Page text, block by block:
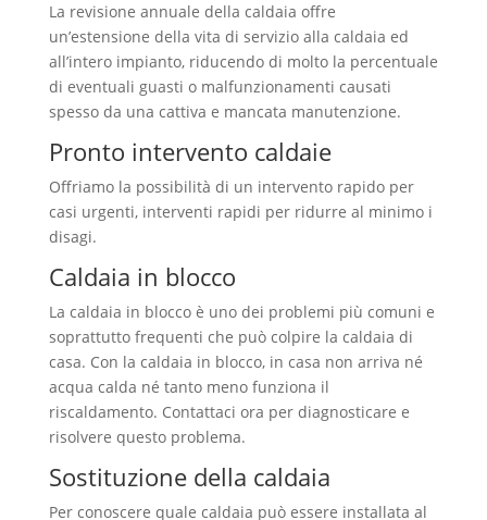
La revisione annuale della caldaia offre
un’estensione della vita di servizio alla caldaia ed
all’intero impianto, riducendo di molto la percentuale
di eventuali guasti o malfunzionamenti causati
spesso da una cattiva e mancata manutenzione.
Pronto intervento caldaie
Offriamo la possibilità di un intervento rapido per
casi urgenti, interventi rapidi per ridurre al minimo i
disagi.
Caldaia in blocco
La caldaia in blocco è uno dei problemi più comuni e
soprattutto frequenti che può colpire la caldaia di
casa. Con la caldaia in blocco, in casa non arriva né
acqua calda né tanto meno funziona il
riscaldamento. Contattaci ora per diagnosticare e
risolvere questo problema.
Sostituzione della caldaia
Per conoscere quale caldaia può essere installata al